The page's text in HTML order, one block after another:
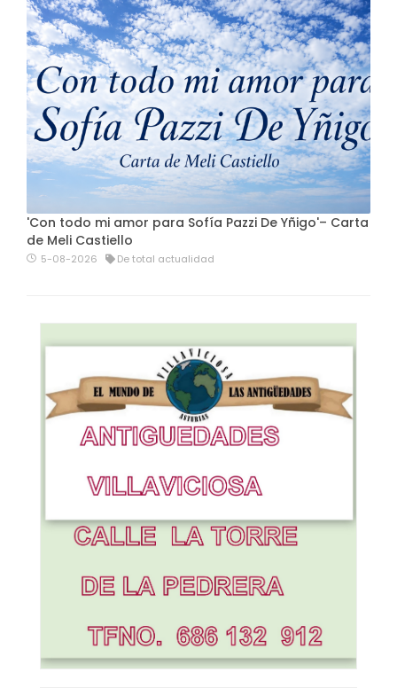
'Con todo mi amor para Sofía Pazzi De Yñigo'– Carta
de Meli Castiello
5-08-2026 De total actualidad